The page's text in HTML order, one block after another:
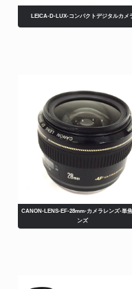
LEICA-D-LUX-コンパクトデジタルカメ
CANON-LENS-EF-28mm-カメラレンズ-単
ンズ